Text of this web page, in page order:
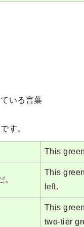
いる言葉
す。
This
This
left.
This
two-tier